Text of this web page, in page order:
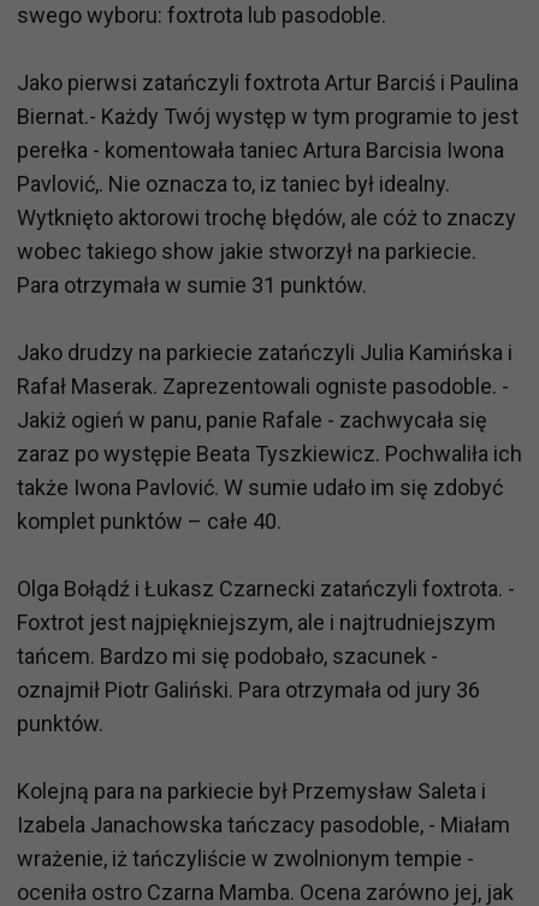
swego wyboru: foxtrota lub pasodoble.
Jako pierwsi zatańczyli foxtrota Artur Barciś i Paulina
Biernat.- Każdy Twój występ w tym programie to jest
perełka - komentowała taniec Artura Barcisia Iwona
Pavlović,. Nie oznacza to, iz taniec był idealny.
Wytknięto aktorowi trochę błędów, ale cóż to znaczy
wobec takiego show jakie stworzył na parkiecie.
Para otrzymała w sumie 31 punktów.
Jako drudzy na parkiecie zatańczyli Julia Kamińska i
Rafał Maserak. Zaprezentowali ogniste pasodoble. -
Jakiż ogień w panu, panie Rafale - zachwycała się
zaraz po występie Beata Tyszkiewicz. Pochwaliła ich
także Iwona Pavlović. W sumie udało im się zdobyć
komplet punktów – całe 40.
Olga Bołądź i Łukasz Czarnecki zatańczyli foxtrota. -
Foxtrot jest najpiękniejszym, ale i najtrudniejszym
tańcem. Bardzo mi się podobało, szacunek -
oznajmił Piotr Galiński. Para otrzymała od jury 36
punktów.
Kolejną para na parkiecie był Przemysław Saleta i
Izabela Janachowska tańczacy pasodoble, - Miałam
wrażenie, iż tańczyliście w zwolnionym tempie -
oceniła ostro Czarna Mamba. Ocena zarówno jej, jak